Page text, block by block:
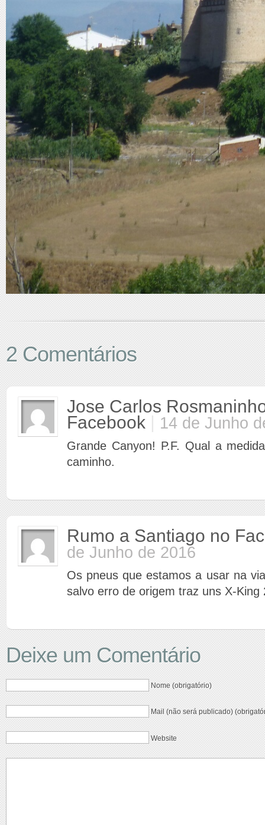
2 Comentários
Jose Carlos
Facebook | 14 de Junho
Grande Canyon! P.F. Qual a
caminho.
Rumo a Santiago no
de Junho de 2016
Os pneus que estamos a usar na
salvo erro de origem traz uns X-King
Deixe um Comentário
Nome (obrigatório)
Mail (não será publicado)
Website